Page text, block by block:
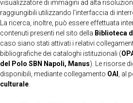
visualizzatore di immagini ad alta
raggiungibili utilizzando l'interfaccia di
La ricerca, inoltre, può essere effettuata
contenuti presenti nel sito della Biblioteca
caso siano stati attivati i relativi
bibliografiche dei cataloghi istituzionali (
del Polo SBN Napoli, Manus). Le risorse
disponibili, mediante collegamento OAI , al
culturale